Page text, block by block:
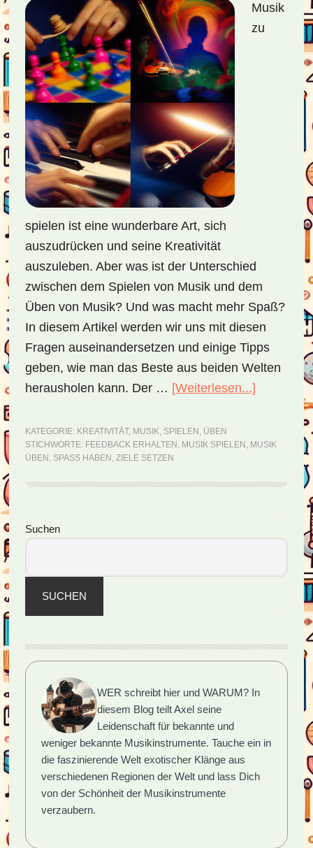
Musik
zu
spielen ist eine wunderbare Art, sich
auszudrücken und seine Kreativität
auszuleben. Aber was ist der Unterschied
zwischen dem Spielen von Musik und dem
Üben von Musik? Und was macht mehr Spaß?
In diesem Artikel werden wir uns mit diesen
Fragen auseinandersetzen und einige Tipps
geben, wie man das Beste aus beiden Welten
herausholen kann. Der … [Weiterlesen...]
–
macht
KATEGORIE: KREATIVITÄT, MUSIK, SPIELEN , ÜBEN
STICHWORTE: FEEDBACK ERHALTEN , MUSIK SPIELEN , MUSIK
ÜBEN , SPASS HABEN , ZIELE SETZEN
Seitenspalte
Suchen
SUCHEN
WER schreibt hier und WARUM? In
diesem Blog teilt Axel seine
Leidenschaft für bekannte und
weniger bekannte Musikinstrumente. Tauche ein in
die faszinierende Welt exotischer Klänge aus
verschiedenen Regionen der Welt und lass Dich
von der Schönheit der Musikinstrumente
verzaubern.